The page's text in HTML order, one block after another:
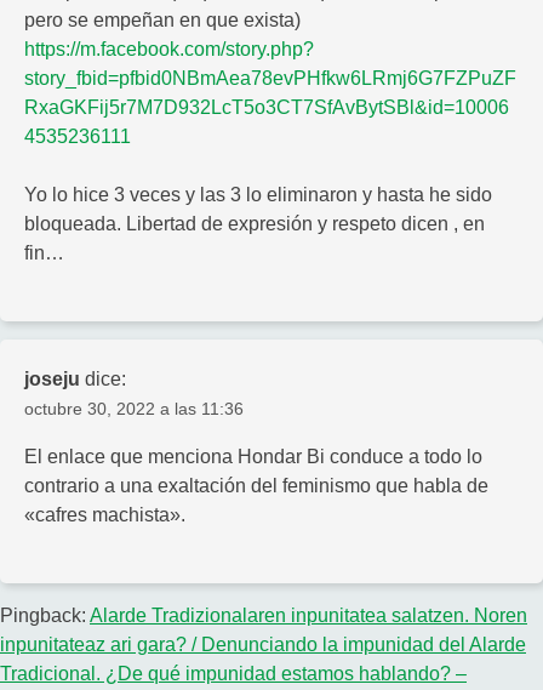
pero se empeñan en que exista)
https://m.facebook.com/story.php?
story_fbid=pfbid0NBmAea78evPHfkw6LRmj6G7FZPuZF
RxaGKFij5r7M7D932LcT5o3CT7SfAvBytSBl&id=10006
4535236111
Yo lo hice 3 veces y las 3 lo eliminaron y hasta he sido
bloqueada. Libertad de expresión y respeto dicen , en
fin…
joseju dice:
octubre 30, 2022 a las 11:36
El enlace que menciona Hondar Bi conduce a todo lo
contrario a una exaltación del feminismo que habla de
«cafres machista».
Pingback: Alarde Tradizionalaren inpunitatea salatzen. Noren
inpunitateaz ari gara? / Denunciando la impunidad del Alarde
Tradicional. ¿De qué impunidad estamos hablando? –